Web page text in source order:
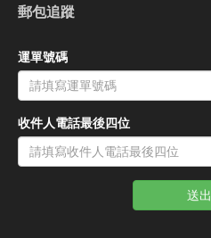
郵包追蹤
運單號碼
收件人電話最後四位
送出